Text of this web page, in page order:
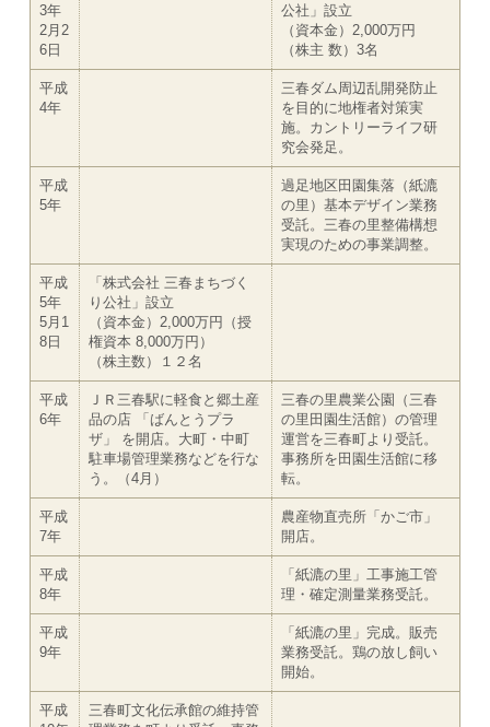
3年
2月2
6日
公社」設立
（資本金）2,000万円
（株主 数）3名
平成
4年
三春ダム周辺乱開発防止
を目的に地権者対策実
施。カントリーライフ研
究会発足。
平成
5年
過足地区田園集落（紙漉
の里）基本デザイン業務
受託。三春の里整備構想
実現のための事業調整。
平成
5年
5月1
8日
「株式会社 三春まちづく
り公社」設立
（資本金）2,000万円（授
権資本 8,000万円）
（株主数）１２名
平成
6年
ＪＲ三春駅に軽食と郷土産
品の店 「ばんとうプラ
ザ」 を開店。大町・中町
駐車場管理業務などを行な
う。（4月）
三春の里農業公園（三春
の里田園生活館）の管理
運営を三春町より受託。
事務所を田園生活館に移
転。
平成
7年
農産物直売所「かご市」
開店。
平成
8年
「紙漉の里」工事施工管
理・確定測量業務受託。
平成
9年
「紙漉の里」完成。販売
業務受託。鶏の放し飼い
開始。
平成
三春町文化伝承館の維持管